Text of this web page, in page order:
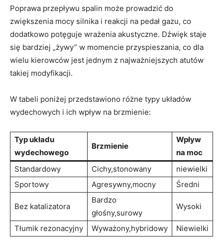
Poprawa przepływu spalin może prowadzić do
zwiększenia mocy silnika i reakcji na pedał gazu, co
dodatkowo potęguje wrażenia akustyczne. Dźwięk staje
się bardziej „żywy” w momencie przyspieszania, co dla
wielu kierowców jest jednym z najważniejszych atutów
takiej modyfikacji.
W tabeli poniżej przedstawiono różne typy układów
wydechowych i ich wpływ na brzmienie:
Typ układu
wydechowego
Brzmienie
Wpływ
na moc
Standardowy
Cichy,stonowany
niewielki
Sportowy
Agresywny,mocny Średni
Bez katalizatora
Bardzo
głośny,surowy
Wysoki
Tłumik rezonacyjny Wyważony,hybridowy Niewielki